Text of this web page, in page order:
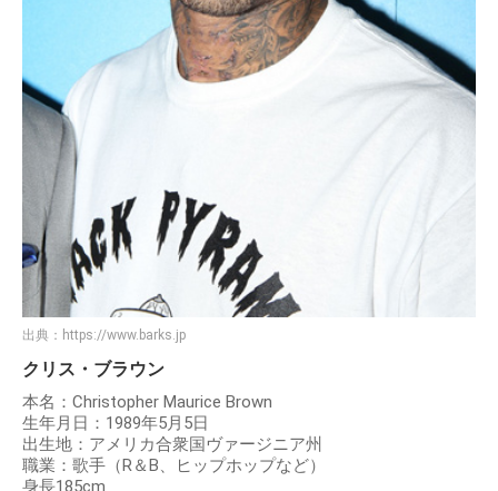
出典： https://www.barks.jp
クリス・ブラウン
本名：Christopher Maurice Brown
生年月日：1989年5月5日
出生地：アメリカ合衆国ヴァージニア州
職業：歌手（R＆B、ヒップホップなど）
身長185cm